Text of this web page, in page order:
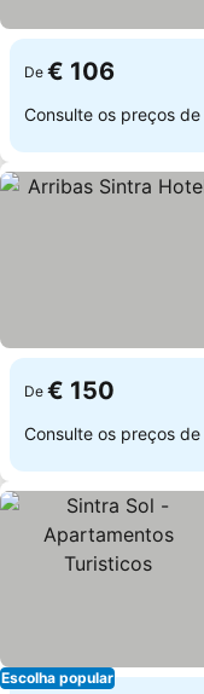
De € 106
Consulte os preços de
De € 150
Consulte os preços de
Escolha popular